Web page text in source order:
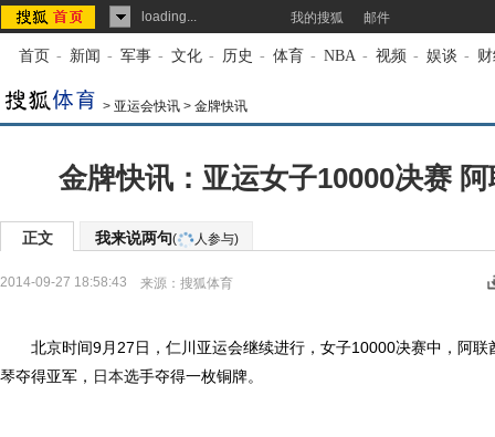
loading... 我的搜狐 邮件
首页 - 新闻 - 军事 - 文化 - 历史 - 体育 - NBA - 视频 - 娱谈 -
> 亚运会快讯 > 金牌快讯
金牌快讯：亚运女子10000决赛
正文 我来说两句( 人参与)
2014-09-27 18:58:43 来源： 搜狐体育
北京时间9月27日，仁川亚运会继续进行，女子10000决赛中，阿联
琴夺得亚军， 日本选手夺得一枚铜牌。